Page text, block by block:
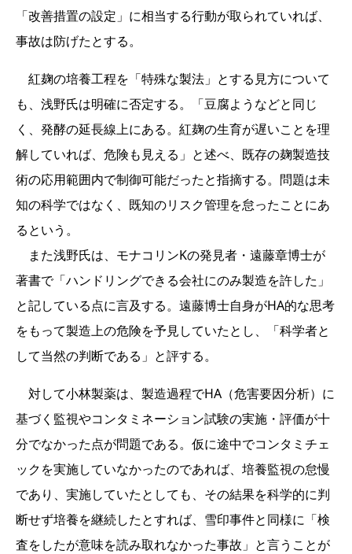
「改善措置の設定」に相当する行動が取られていれば、
事故は防げたとする。
紅麹の培養工程を「特殊な製法」とする見方について
も、浅野氏は明確に否定する。「豆腐ようなどと同じ
く、発酵の延長線上にある。紅麹の生育が遅いことを理
解していれば、危険も見える」と述べ、既存の麹製造技
術の応用範囲内で制御可能だったと指摘する。問題は未
知の科学ではなく、既知のリスク管理を怠ったことにあ
るという。
また浅野氏は、モナコリンKの発見者・遠藤章博士が
著書で「ハンドリングできる会社にのみ製造を許した」
と記している点に言及する。遠藤博士自身がHA的な思考
をもって製造上の危険を予見していたとし、「科学者と
して当然の判断である」と評する。
対して小林製薬は、製造過程でHA（危害要因分析）に
基づく監視やコンタミネーション試験の実施・評価が十
分でなかった点が問題である。仮に途中でコンタミチェ
ックを実施していなかったのであれば、培養監視の怠慢
であり、実施していたとしても、その結果を科学的に判
断せず培養を継続したとすれば、雪印事件と同様に「検
査をしたが意味を読み取れなかった事故」と言うことが